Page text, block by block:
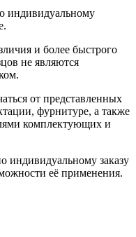
индивидуальному
и более быстрого
не являются
от представленных
фурнитуре, а также
комплектующих и
индивидуальному заказу
её применения.